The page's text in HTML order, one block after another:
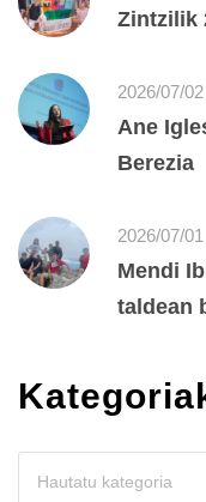
Zintzilik
2026/07/02
Ane
Berezia
2026/07/01
Mendi
taldean